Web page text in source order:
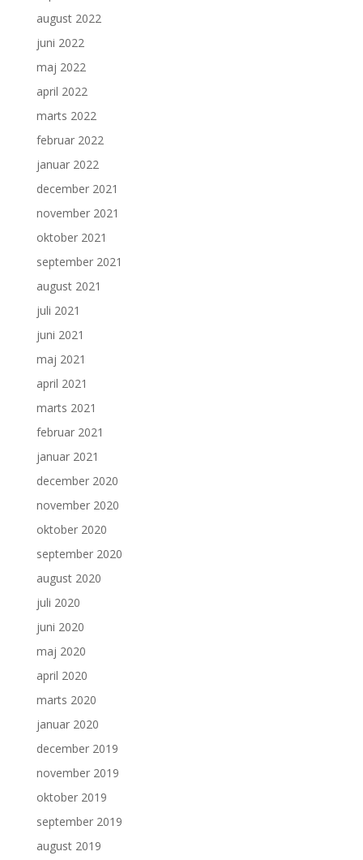
august 2022
juni 2022
maj 2022
april 2022
marts 2022
februar 2022
januar 2022
december 2021
november 2021
oktober 2021
september 2021
august 2021
juli 2021
juni 2021
maj 2021
april 2021
marts 2021
februar 2021
januar 2021
december 2020
november 2020
oktober 2020
september 2020
august 2020
juli 2020
juni 2020
maj 2020
april 2020
marts 2020
januar 2020
december 2019
november 2019
oktober 2019
september 2019
august 2019